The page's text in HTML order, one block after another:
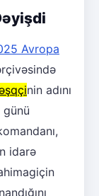
Avropa
nin adını
günü
idarə